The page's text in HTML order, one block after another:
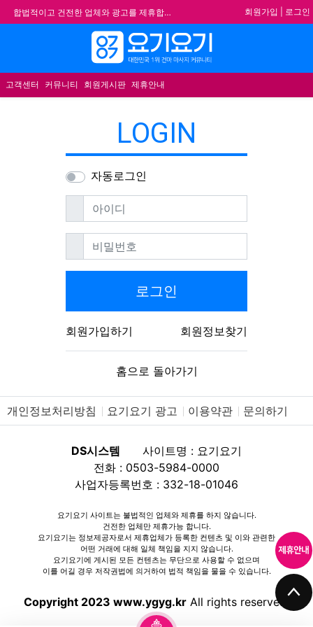
합법적이고 건전한 업체와 광고를 제휴합니다.
★요기요기 설 연휴 휴무 안내★
★ 요기요기 업체회원 안내사항 ★
불건전한 게시글은 삭제 및 회원탈퇴 됩니다.
회원가입 로그인
고객센터 커뮤니티 회원게시판 제휴안내
LOGIN
자동로그인
아이디필수
비밀번호필수
로그인
회원가입하기 회원정보찾기
홈으로 돌아가기
개인정보처리방침 요기요기 광고 이용약관 문의하기
DS시스템
사이트명 : 요기요기
전화 : 0503-5984-0000
사업자등록번호 : 332-18-01046
요기요기 사이트는 불법적인 업체와 제휴를 하지 않습니다.
건전한 업체만 제휴가능 합니다.
요기요기는 정보제공자로서 제휴업체가 등록한 컨텐츠 및 이와 관련한
어떤 거래에 대해 일체 책임을 지지 않습니다.
요기요기에 게시된 모든 컨텐츠는 무단으로 사용할 수 없으며
이를 어길 경우 저작권법에 의거하여 법적 책임을 물을 수 있습니다.
Copyright 2023 www.ygyg.kr All rights reserved.